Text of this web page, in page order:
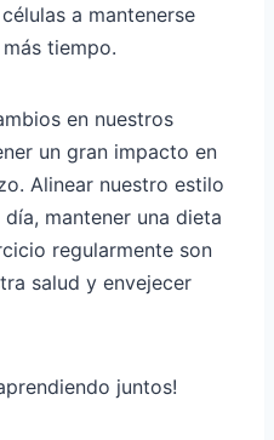
a mantenerse
tiempo.
en nuestros
un gran impacto en
Alinear nuestro estilo
mantener una dieta
regularmente son
salud y envejecer
juntos!